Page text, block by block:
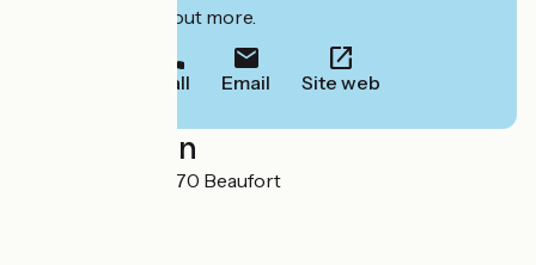
to book or find out more.
Call Email Site web
Localisation
2 Grande Rue 73270 Beaufort